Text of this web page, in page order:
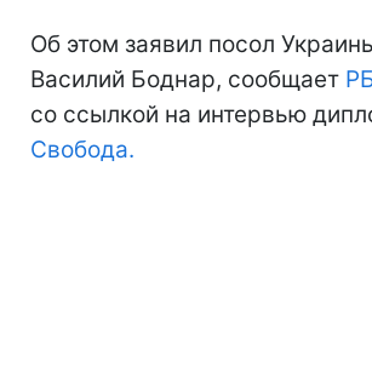
Об этом заявил посол
Василий Боднар, сообщает
со ссылкой на интервью
Свобода.